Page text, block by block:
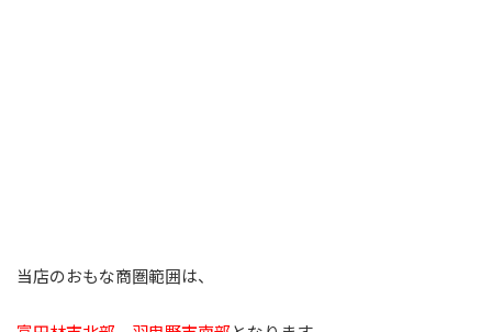
当店のおもな商圏範囲は、